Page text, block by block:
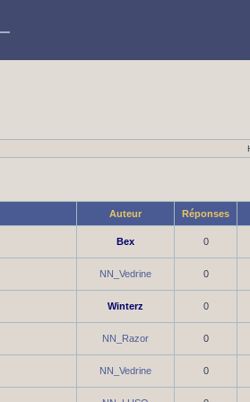
Auteur Réponses
Bex 0
NN_Vedrine 0
Winterz 0
NN_Razor 0
NN_Vedrine 0